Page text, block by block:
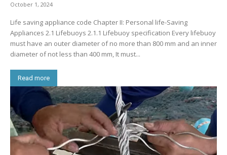
October 1, 2024
Life saving appliance code Chapter II: Personal life-Saving
Appliances 2.1 Lifebuoys 2.1.1 Lifebuoy specification Every lifebuoy
must have an outer diameter of no more than 800 mm and an inner
diameter of not less than 400 mm, It must...
Read more